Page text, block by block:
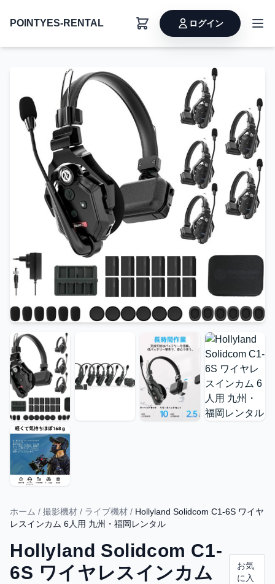
POINTYES-RENTAL ログイン
ホーム / 撮影機材 / ライブ機材 / Hollyland Solidcom C1-6S ワイヤ
レスインカム 6人用 九州・福岡レンタル
Hollyland Solidcom C1-
6S ワイヤレスインカム
お気
に入